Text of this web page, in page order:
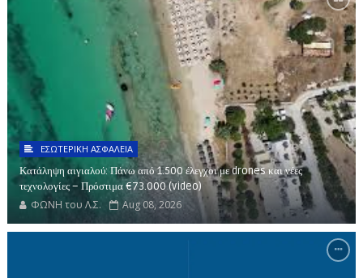
ΕΣΩΤΕΡΙΚΗ ΑΣΦΑΛΕΙΑ
Κατάληψη αιγιαλού: Πάνω από 1.500 έλεγχοι με drones και νέες
τεχνολογίες – Πρόστιμα €73.000 (video)
ΦΩΝΗ του Λ.Σ. Aug 08, 2026